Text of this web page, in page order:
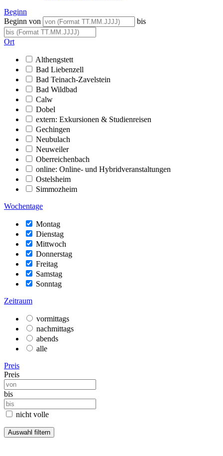
Beginn
Beginn von
bis
Ort
Althengstett
Bad Liebenzell
Bad Teinach-Zavelstein
Bad Wildbad
Calw
Dobel
extern: Exkursionen & Studienreisen
Gechingen
Neubulach
Neuweiler
Oberreichenbach
online: Online- und Hybridveranstaltungen
Ostelsheim
Simmozheim
Wochentage
Montag
Dienstag
Mittwoch
Donnerstag
Freitag
Samstag
Sonntag
Zeitraum
vormittags
nachmittags
abends
alle
Preis
Preis
bis
nicht volle